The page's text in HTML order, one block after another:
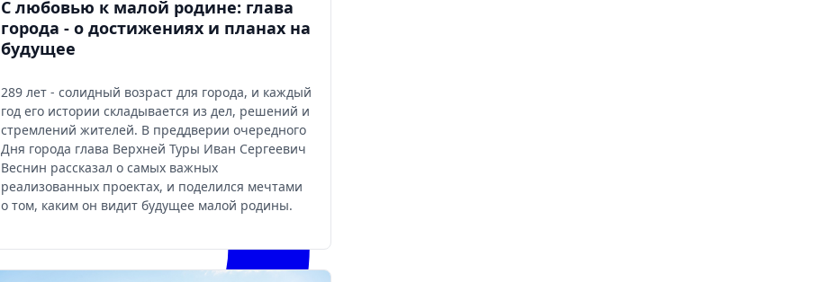
С любовью к малой родине: глава
города - о достижениях и планах на
будущее
289 лет - солидный возраст для города, и каждый
год его истории складывается из дел, решений и
стремлений жителей. В преддверии очередного
Дня города глава Верхней Туры Иван Сергеевич
Веснин рассказал о самых важных
реализованных проектах, и поделился мечтами
о том, каким он видит будущее малой родины.